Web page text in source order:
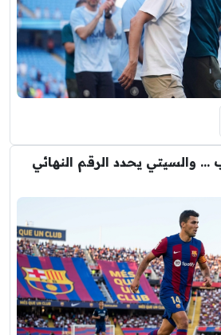
والسيتي يحدد الرقم النهائي